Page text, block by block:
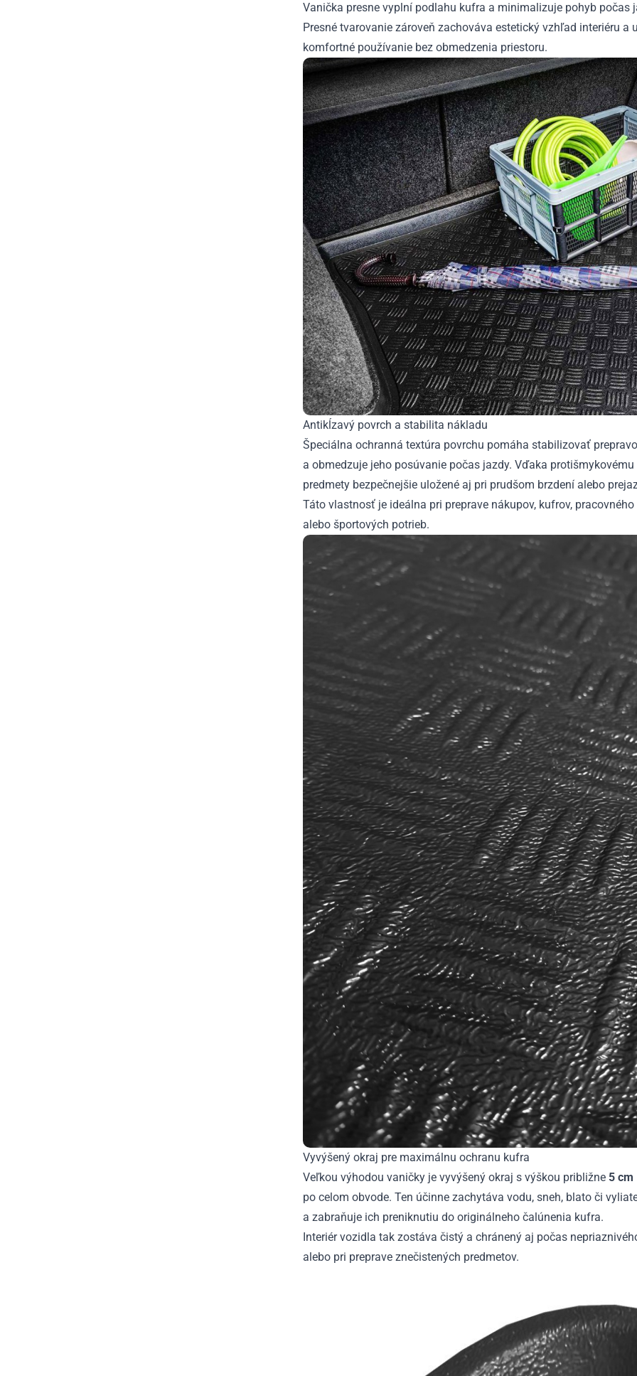
Vanička presne vyplní podlahu kufra a minimalizuje pohyb počas
Presné tvarovanie zároveň zachováva estetický vzhľad interiéru a
komfortné používanie bez obmedzenia priestoru.
Antikĺzavý povrch a stabilita nákladu
Špeciálna ochranná textúra povrchu pomáha stabilizovať
a obmedzuje jeho posúvanie počas jazdy. Vďaka
predmety bezpečnejšie uložené aj pri prudšom brzdení alebo
Táto vlastnosť je ideálna pri preprave nákupov, kufrov,
alebo športových potrieb.
Vyvýšený okraj pre maximálnu ochranu kufra
Veľkou výhodou vaničky je vyvýšený okraj s výškou približne 5 cm
po celom obvode. Ten účinne zachytáva vodu, sneh, blato či
a zabraňuje ich preniknutiu do originálneho čalúnenia kufra.
Interiér vozidla tak zostáva čistý a chránený aj počas
alebo pri preprave znečistených predmetov.